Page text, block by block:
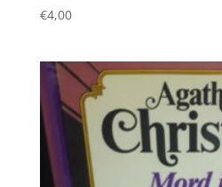
€4,00